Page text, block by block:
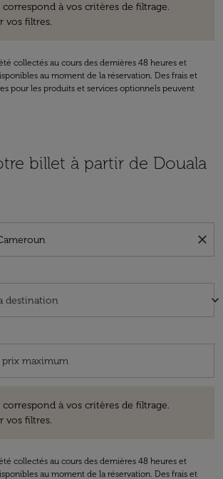
à vos critères de filtrage.
vos filtres.
collectés au cours des dernières 48 heures et
au moment de la réservation. Des frais et
pour les produits et services optionnels peuvent
billet à partir de Douala
close
keyboard_arrow_down
à vos critères de filtrage.
vos filtres.
collectés au cours des dernières 48 heures et
au moment de la réservation. Des frais et